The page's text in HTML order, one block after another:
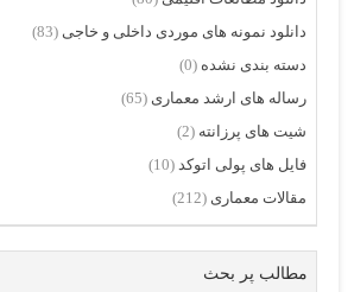
دانلود نمونه های موردی داخلی و خاجی (83)
دسته بندی نشده (0)
رساله های ارشد معماری (65)
شیت های پرزانته (2)
فایل های پولی اتوکد (10)
مقالات معماری (212)
مطالب پر بحث